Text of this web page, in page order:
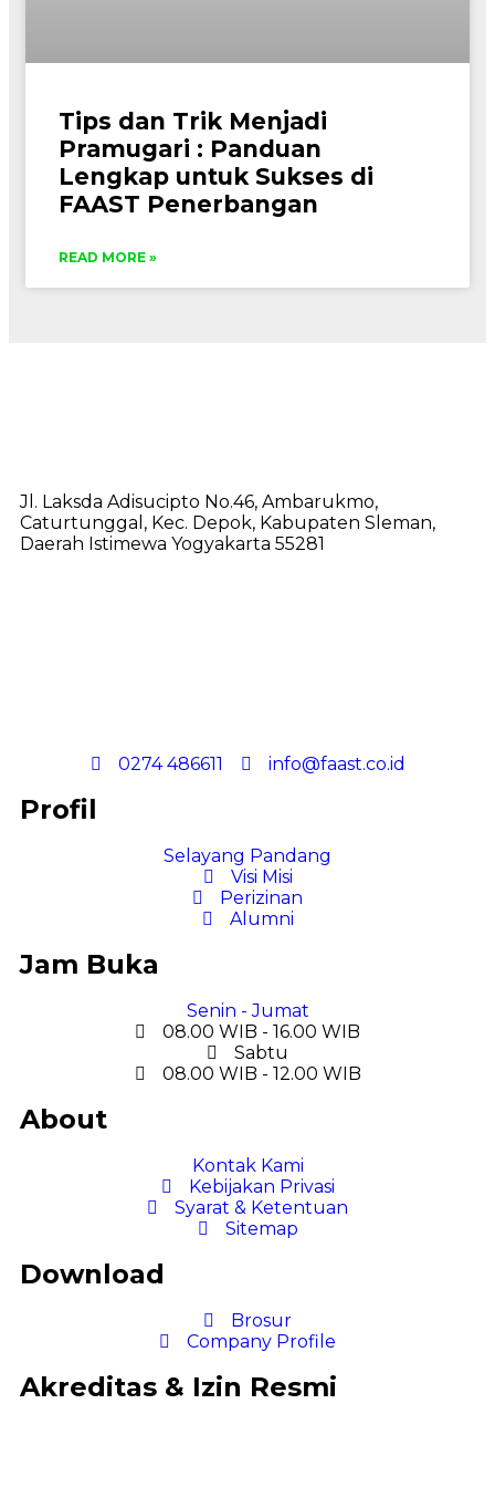
Tips dan Trik Menjadi
Pramugari : Panduan
Lengkap untuk Sukses di
FAAST Penerbangan
READ MORE »
Jl. Laksda Adisucipto No.46, Ambarukmo,
Caturtunggal, Kec. Depok, Kabupaten Sleman,
Daerah Istimewa Yogyakarta 55281
0274 486611 info@faast.co.id
Profil
Selayang Pandang
Visi Misi
Perizinan
Alumni
Jam Buka
Senin - Jumat
08.00 WIB - 16.00 WIB
Sabtu
08.00 WIB - 12.00 WIB
About
Kontak Kami
Kebijakan Privasi
Syarat & Ketentuan
Sitemap
Download
Brosur
Company Profile
Akreditas & Izin Resmi